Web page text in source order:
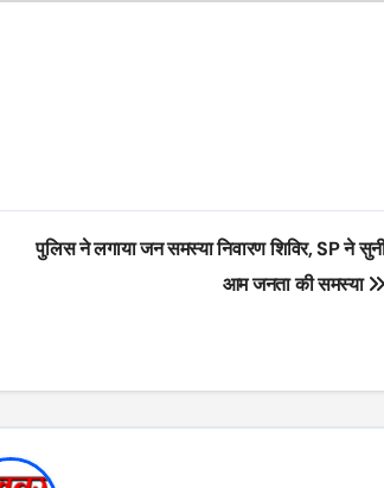
पुलिस ने लगाया जन समस्या निवारण शिविर, SP ने
आम जनता की समस्या